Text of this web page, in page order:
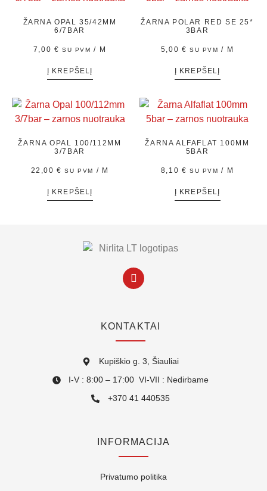
ŽARNA OPAL 35/42MM
6/7BAR
7,00 € SU PVM / M
Į KREPŠELĮ
ŽARNA POLAR RED SE 25*
3BAR
5,00 € SU PVM / M
Į KREPŠELĮ
ŽARNA OPAL 100/112MM
3/7BAR
22,00€ SU PVM / M
Į KREPŠELĮ
ŽARNA ALFAFLAT 100MM
5BAR
8,10 € SU PVM / M
Į KREPŠELĮ
KONTAKTAI
Kupiškio g. 3, Šiauliai
I-V : 8:00 – 17:00 VI-VII : Nedirbame
+370 41 440535
INFORMACIJA
Privatumo politika